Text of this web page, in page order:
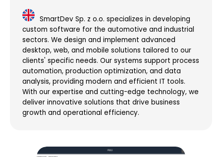
SmartDev Sp. z o.o. specializes in developing
custom software for the automotive and industrial
sectors. We design and implement advanced
desktop, web, and mobile solutions tailored to our
clients' specific needs. Our systems support process
automation, production optimization, and data
analysis, providing modern and efficient IT tools.
With our expertise and cutting-edge technology, we
deliver innovative solutions that drive business
growth and operational efficiency.